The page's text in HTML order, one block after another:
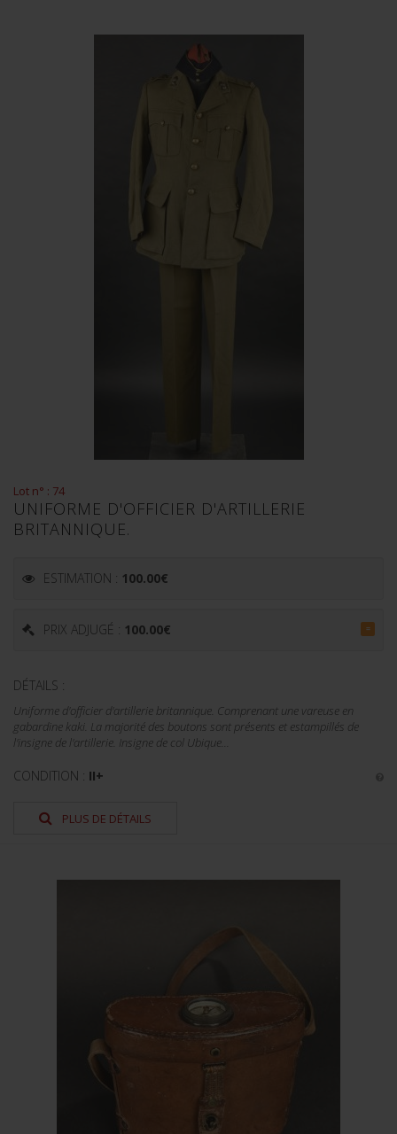
Lot n° : 74
UNIFORME D'OFFICIER D'ARTILLERIE
BRITANNIQUE.
ESTIMATION : 100.00€
PRIX ADJUGÉ : 100.00€ =
DÉTAILS :
Uniforme d'officier d'artillerie britannique. Comprenant une vareuse en
gabardine kaki. La majorité des boutons sont présents et estampillés de
l'insigne de l'artillerie. Insigne de col Ubique...
CONDITION : II+
PLUS DE DÉTAILS